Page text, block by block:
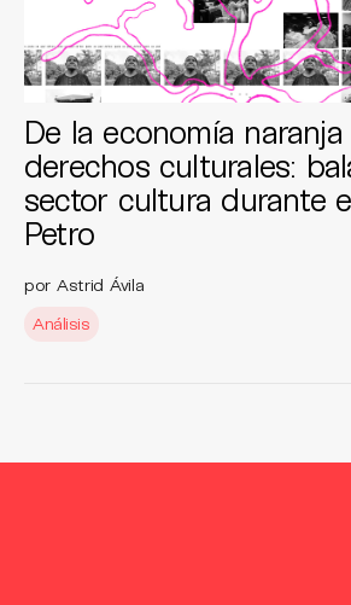
De la economía
derechos culturales:
sector cultura durante
Petro
por Astrid Ávila
Análisis